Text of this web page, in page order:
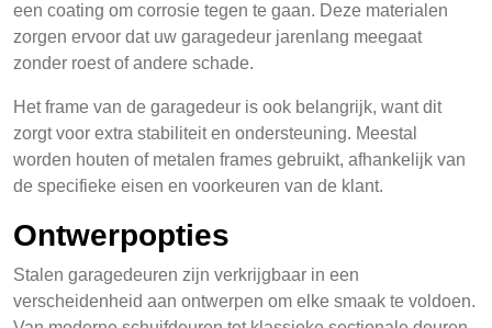
een coating om corrosie tegen te gaan. Deze materialen
zorgen ervoor dat uw garagedeur jarenlang meegaat
zonder roest of andere schade.
Het frame van de garagedeur is ook belangrijk, want dit
zorgt voor extra stabiliteit en ondersteuning. Meestal
worden houten of metalen frames gebruikt, afhankelijk van
de specifieke eisen en voorkeuren van de klant.
Ontwerpopties
Stalen garagedeuren zijn verkrijgbaar in een
verscheidenheid aan ontwerpen om elke smaak te voldoen.